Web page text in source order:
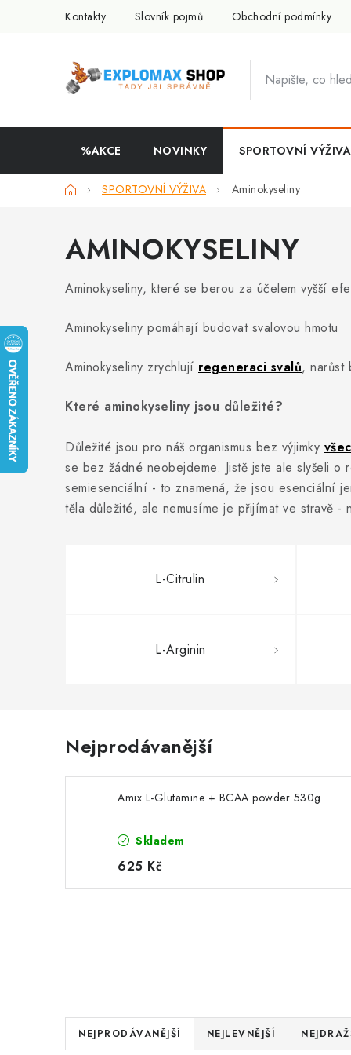
Kontakty Slovník pojmů Obchodní podmínky
%AKCE NOVINKY SPORTOVNÍ VÝŽIVA
DomůSPORTOVNÍ VÝŽIVA Aminokyseliny
AMINOKYSELINY
Aminokyseliny, které se berou za účelem vyšší
Aminokyseliny pomáhají budovat svalovou hmotu
Aminokyseliny zrychlují regeneraci svalů, narůst
Které aminokyseliny jsou důležité?
Důležité jsou pro náš organismus bez výjimky
se bez žádné neobejdeme. Jistě jste ale slyšeli
semiesenciální - to znamená, že jsou esenciální
těla důležité, ale nemusíme je přijímat ve stravě -
L-Citrulin
L-Arginin
Nejprodávanější
Amix L-Glutamine + BCAA powder 530g
Skladem
625 Kč
ŘNEJPRODÁVANĚJŠÍ NEJLEVNĚJŠÍ